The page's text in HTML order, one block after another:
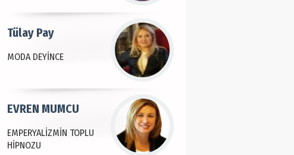
MODA DEYİNCE
Tülay Pay
EMPERYALİZMİN TOPLU
HİPNOZU
EVREN MUMCU